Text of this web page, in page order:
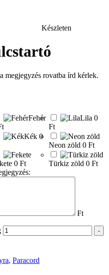
Készleten
megjegyzés rovatba írd kérlek.
Fehér
Lila 0
Ft
Kék 0
Neon zöld 0 Ft
0 Ft Türkiz zöld 0 Ft
Ft
-
, Paracord